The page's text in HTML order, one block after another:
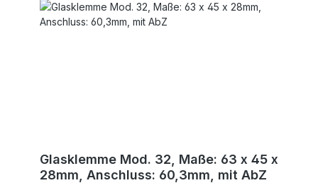
Glasklemme Mod. 32, Maße: 63 x 45 x
28mm, Anschluss: 60,3mm, mit AbZ